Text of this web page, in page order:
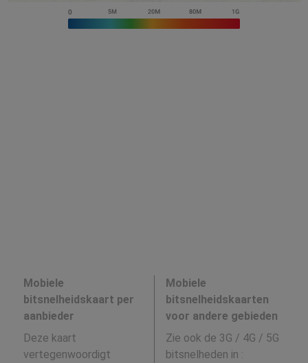
Mobiele
bitsnelheidskaart per
aanbieder
Deze kaart
vertegenwoordigt
Mobiele
bitsnelheidskaarten
voor andere gebieden
Zie ook de 3G / 4G / 5G
bitsnelheden in :